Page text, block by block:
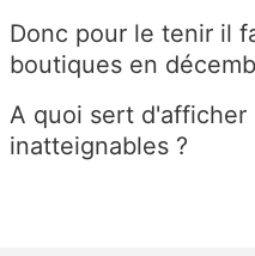
Donc pour le tenir il
boutiques en
A quoi sert d'afficher
inatteignables ?